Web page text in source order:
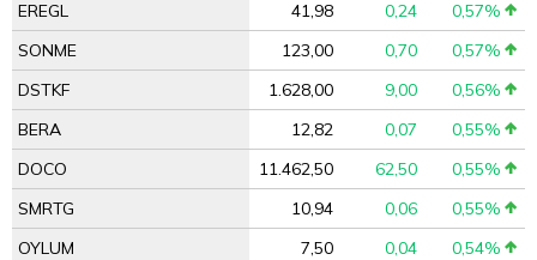
EREGL 41,98 0,24
0,57%
SONME
123,00 0,70
0,57%
DSTKF
1.628,00 9,00
0,56%
BERA
12,82 0,07
0,55%
DOCO
11.462,50 62,50
0,55%
SMRTG
10,94 0,06
0,55%
OYLUM
7,50 0,04
0,54%